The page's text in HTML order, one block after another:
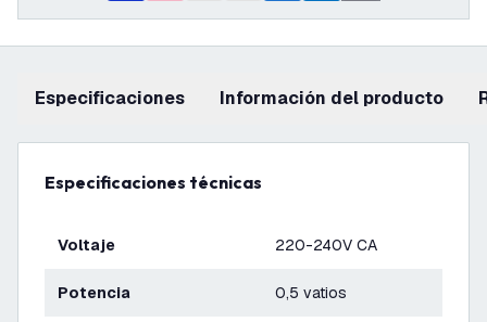
Especificaciones información del producto
Especificaciones técnicas
Voltaje 220-240V CA
Potencia 0,5 vatios